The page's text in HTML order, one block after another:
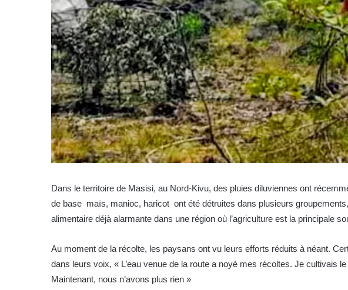
Dans le territoire de Masisi, au Nord-Kivu, des pluies diluviennes ont
de base maïs, manioc, haricot ont été détruites dans plusieurs
alimentaire déjà alarmante dans une région où l’agriculture est la principale
Au moment de la récolte, les paysans ont vu leurs efforts réduits à néant.
dans leurs voix, « L’eau venue de la route a noyé mes récoltes. Je cultivais
Maintenant, nous n’avons plus rien »